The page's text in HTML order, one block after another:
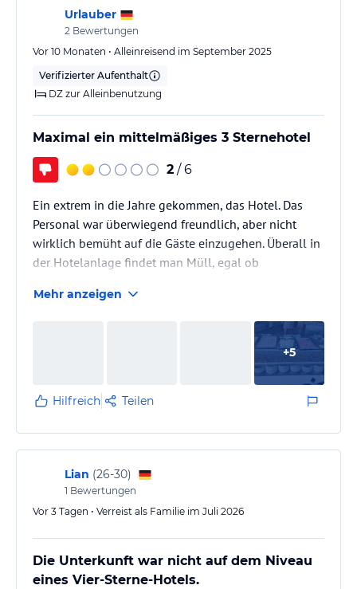
Urlauber
2 Bewertungen
Vor 10 Monaten • Alleinreisend im September 2025
Verifizierter Aufenthalt
DZ zur Alleinbenutzung
Maximal ein mittelmäßiges 3 Sternehotel
2 / 6
Ein extrem in die Jahre gekommen, das Hotel. Das
Personal war überwiegend freundlich, aber nicht
wirklich bemüht auf die Gäste einzugehen. Überall in
der Hotelanlage findet man Müll, egal ob
Mehr anzeigen
+5
Hilfreich Teilen
Lian (26-30)
1 Bewertungen
Vor 3 Tagen • Verreist als Familie im Juli 2026
Die Unterkunft war nicht auf dem Niveau
eines Vier-Sterne-Hotels.